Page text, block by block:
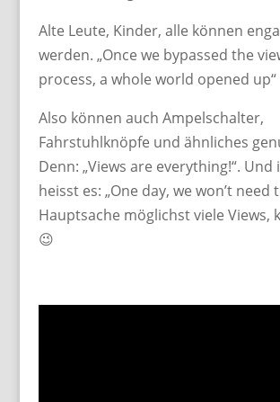
Alte Leute, Kinder, alle können
werden. „Once we bypassed the
process, a whole world opened up“
Also können auch Ampelschalter,
Fahrstuhlknöpfe und ähnliches
Denn: „Views are everything!“.
heisst es: „One day, we won’t need
Hauptsache möglichst viele Views,
😉